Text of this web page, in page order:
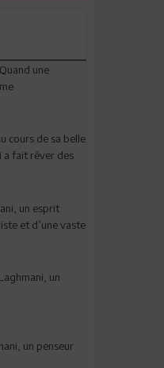
une
cours de sa belle
a fait rêver des
un esprit
et d’une vaste
un
un penseur